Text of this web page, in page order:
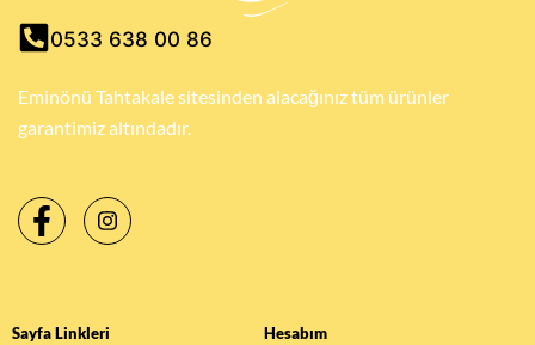
0533 638 00 86
Eminönü Tahtakale sitesinden alacağınız tüm ürünler
garantimiz altındadır.
Sayfa Linkleri Hesabım